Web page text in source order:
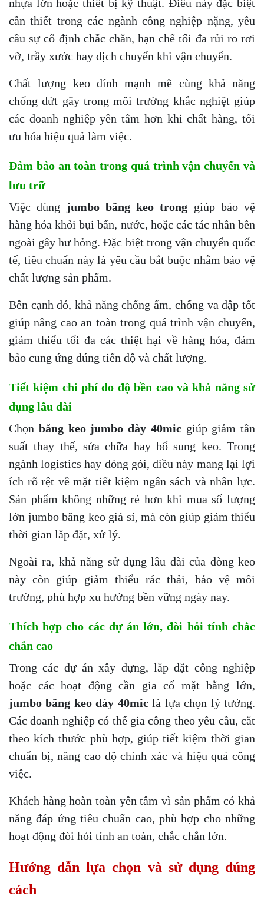
nhựa lớn hoặc thiết bị kỹ thuật. Điều này đặc biệt
cần thiết trong các ngành công nghiệp nặng, yêu
cầu sự cố định chắc chắn, hạn chế tối đa rủi ro rơi
vỡ, trầy xước hay dịch chuyển khi vận chuyển.
Chất lượng keo dính mạnh mẽ cùng khả năng
chống đứt gãy trong môi trường khắc nghiệt giúp
các doanh nghiệp yên tâm hơn khi chất hàng, tối
ưu hóa hiệu quả làm việc.
Đảm bảo an toàn trong quá trình vận chuyển và
lưu trữ
Việc dùng jumbo băng keo trong giúp bảo vệ
hàng hóa khỏi bụi bẩn, nước, hoặc các tác nhân bên
ngoài gây hư hỏng. Đặc biệt trong vận chuyển quốc
tế, tiêu chuẩn này là yêu cầu bắt buộc nhằm bảo vệ
chất lượng sản phẩm.
Bên cạnh đó, khả năng chống ẩm, chống va đập tốt
giúp nâng cao an toàn trong quá trình vận chuyển,
giảm thiểu tối đa các thiệt hại về hàng hóa, đảm
bảo cung ứng đúng tiến độ và chất lượng.
Tiết kiệm chi phí do độ bền cao và khả năng sử
dụng lâu dài
Chọn băng keo jumbo dày 40micgiúp giảm tần
suất thay thế, sửa chữa hay bổ sung keo. Trong
ngành logistics hay đóng gói, điều này mang lại lợi
ích rõ rệt về mặt tiết kiệm ngân sách và nhân lực.
Sản phẩm không những rẻ hơn khi mua số lượng
lớn jumbo băng keo giá sỉ, mà còn giúp giảm thiểu
thời gian lắp đặt, xử lý.
Ngoài ra, khả năng sử dụng lâu dài của dòng keo
này còn giúp giảm thiểu rác thải, bảo vệ môi
trường, phù hợp xu hướng bền vững ngày nay.
Thích hợp cho các dự án lớn, đòi hỏi tính chắc
chắn cao
Trong các dự án xây dựng, lắp đặt công nghiệp
hoặc các hoạt động cần gia cố mặt bằng lớn,
jumbo băng keo dày 40miclà lựa chọn lý tưởng.
Các doanh nghiệp có thể gia công theo yêu cầu, cắt
theo kích thước phù hợp, giúp tiết kiệm thời gian
chuẩn bị, nâng cao độ chính xác và hiệu quả công
việc.
Khách hàng hoàn toàn yên tâm vì sản phẩm có khả
năng đáp ứng tiêu chuẩn cao, phù hợp cho những
hoạt động đòi hỏi tính an toàn, chắc chắn lớn.
Hướng dẫn lựa chọn và sử dụng đúng
cách